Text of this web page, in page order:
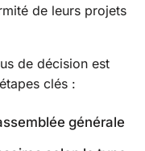
de leurs projets
de décision est
clés :
générale